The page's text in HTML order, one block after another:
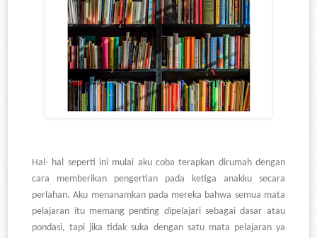
Hal- hal seperti ini mulai aku coba terapkan dirumah dengan
cara memberikan pengertian pada ketiga anakku secara
perlahan. Aku menanamkan pada mereka bahwa semua mata
pelajaran itu memang penting dipelajari sebagai dasar atau
pondasi, tapi jika tidak suka dengan satu mata pelajaran ya